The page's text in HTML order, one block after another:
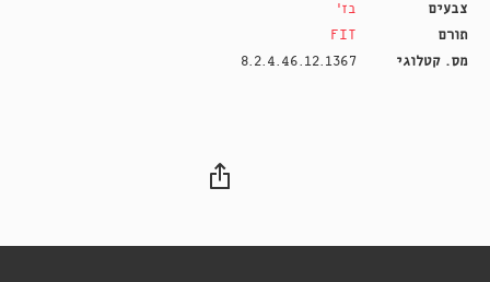
צבעים
בז'
תורם
FIT
מס. קטלוגי
8.2.4.46.12.1367